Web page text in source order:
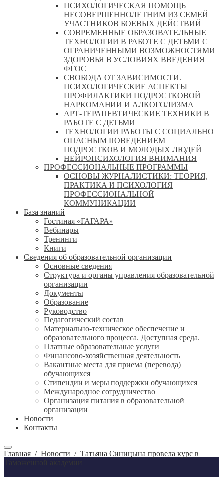
ПСИХОЛОГИЧЕСКАЯ ПОМОЩЬ
НЕСОВЕРШЕННОЛЕТНИМ ИЗ СЕМЕЙ
УЧАСТНИКОВ БОЕВЫХ ДЕЙСТВИЙ
СОВРЕМЕННЫЕ ОБРАЗОВАТЕЛЬНЫЕ
ТЕХНОЛОГИИ В РАБОТЕ С ДЕТЬМИ С
ОГРАНИЧЕННЫМИ ВОЗМОЖНОСТЯМИ
ЗДОРОВЬЯ В УСЛОВИЯХ ВВЕДЕНИЯ
ФГОС
СВОБОДА ОТ ЗАВИСИМОСТИ.
ПСИХОЛОГИЧЕСКИЕ АСПЕКТЫ
ПРОФИЛАКТИКИ ПОДРОСТКОВОЙ
НАРКОМАНИИ И АЛКОГОЛИЗМА
АРТ-ТЕРАПЕВТИЧЕСКИЕ ТЕХНИКИ В
РАБОТЕ С ДЕТЬМИ
ТЕХНОЛОГИИ РАБОТЫ С СОЦИАЛЬНО
ОПАСНЫМ ПОВЕДЕНИЕМ
ПОДРОСТКОВ И МОЛОДЫХ ЛЮДЕЙ
НЕЙРОПСИХОЛОГИЯ ВНИМАНИЯ
ПРОФЕССИОНАЛЬНЫЕ ПРОГРАММЫ
ОСНОВЫ ЖУРНАЛИСТИКИ: ТЕОРИЯ,
ПРАКТИКА И ПСИХОЛОГИЯ
ПРОФЕССИОНАЛЬНОЙ
КОММУНИКАЦИИ
База знаний
Гостиная «ГАГАРА»
Вебинары
Тренинги
Книги
Сведения об образовательной организации
Основные сведения
Структура и органы управления образовательной
организации
Документы
Образование
Руководство
Педагогический состав
Материально-техническое обеспечение и
образовательного процесса. Доступная среда.
Платные образовательные услуги
Финансово-хозяйственная деятельность
Вакантные места для приема (перевода)
обучающихся
Стипендии и меры поддержки обучающихся
Международное сотрудничество
Организация питания в образовательной
организации
Новости
Контакты
Главная / Новости / Татьяна Синицына провела курс в